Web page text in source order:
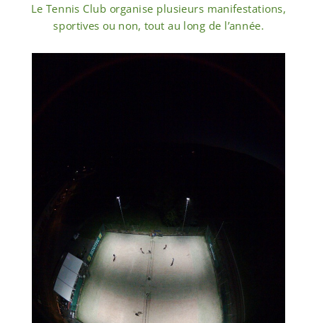
Le Tennis Club organise plusieurs manifestations,
sportives ou non, tout au long de l’année.